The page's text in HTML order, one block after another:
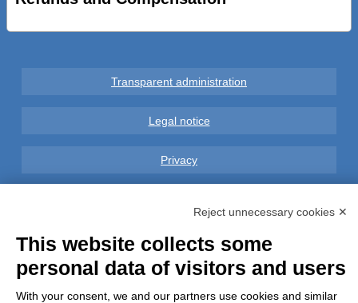
Transparent administration
Legal notice
Privacy
Complaints
Refunds and Indemnities
Reject unnecessary cookies ✕
This website collects some
personal data of visitors and users
With your consent, we and our partners use cookies and similar